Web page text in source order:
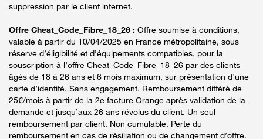
suppression par le client internet.
Offre Cheat_Code_Fibre_18_26 : Offre soumise à conditions,
valable à partir du 10/04/2025 en France métropolitaine, sous
réserve d’éligibilité et d’équipements compatibles, pour la
souscription à l’offre Cheat_Code_Fibre_18_26 par des clients
âgés de 18 à 26 ans et 6 mois maximum, sur présentation d’une
carte d’identité. Sans engagement. Remboursement différé de
25€/mois à partir de la 2e facture Orange après validation de la
demande et jusqu’aux 26 ans révolus du client. Un seul
remboursement par client. Non cumulable. Perte du
remboursement en cas de résiliation ou de changement d’offre.